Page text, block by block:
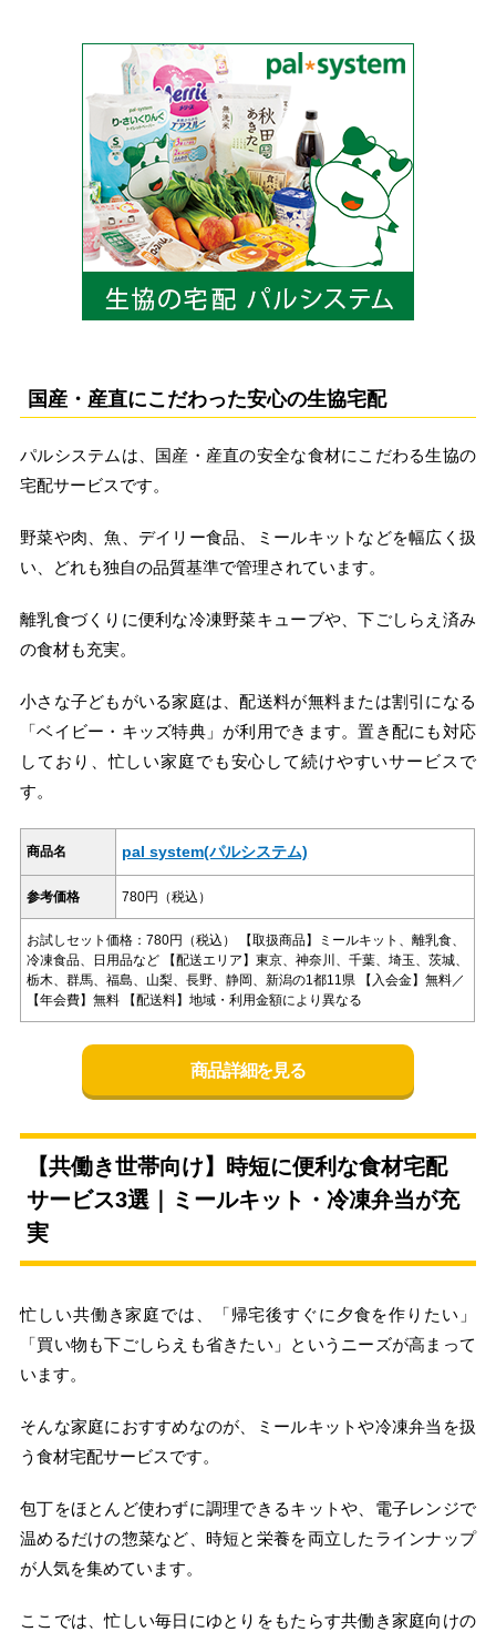
国産・産直にこだわった安心の生協宅配
パルシステムは、国産・産直の安全な食材にこだわる生協の
宅配サービスです。
野菜や肉、魚、デイリー食品、ミールキットなどを幅広く扱
い、どれも独自の品質基準で管理されています。
離乳食づくりに便利な冷凍野菜キューブや、下ごしらえ済み
の食材も充実。
小さな子どもがいる家庭は、配送料が無料または割引になる
「ベイビー・キッズ特典」が利用できます。置き配にも対応
しており、忙しい家庭でも安心して続けやすいサービスで
す。
商品名 pal system(パルシステム)
参考価格 780円（税込）
お試しセット価格：780円（税込） 【取扱商品】ミールキット、離乳食、
冷凍食品、日用品など 【配送エリア】東京、神奈川、千葉、埼玉、茨城、
栃木、群馬、福島、山梨、長野、静岡、新潟の1都11県 【入会金】無料／
【年会費】無料 【配送料】地域・利用金額により異なる
商品詳細を見る
【共働き世帯向け】時短に便利な食材宅配
サービス3選｜ミールキット・冷凍弁当が充
実
忙しい共働き家庭では、「帰宅後すぐに夕食を作りたい」
「買い物も下ごしらえも省きたい」というニーズが高まって
います。
そんな家庭におすすめなのが、ミールキットや冷凍弁当を扱
う食材宅配サービスです。
包丁をほとんど使わずに調理できるキットや、電子レンジで
温めるだけの惣菜など、時短と栄養を両立したラインナップ
が人気を集めています。
ここでは、忙しい毎日にゆとりをもたらす共働き家庭向けの